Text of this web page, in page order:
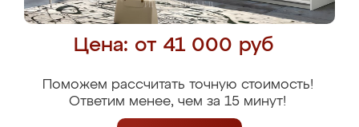
Цена: от 41 000 руб
Поможем рассчитать точную стоимость!
Ответим менее, чем за 15 минут!